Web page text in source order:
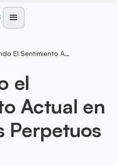
Navegando El Sentimiento Actual En Los Futuros Perpetuos De BTC
el
Actual en
Perpetuos